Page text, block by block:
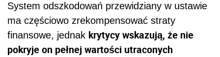
System odszkodowań przewidziany w ustawie
ma częściowo zrekompensować straty
finansowe, jednak krytycy wskazują, że nie
pokryje on pełnej wartości utraconych